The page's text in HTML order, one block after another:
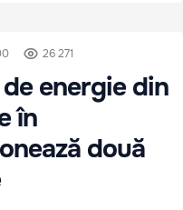
26 271
energie din
în
două